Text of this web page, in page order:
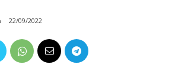
22/09/2022